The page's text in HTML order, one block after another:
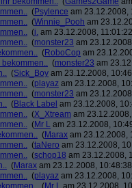
(Psylence am 23.12.2008,
(Winnie_Pooh am
(j. am 23.12.2008,
(monster23 am
(RoboCop am
(monster23 am
(Sick_Boy am 23.12.2008,
(playaz am 23.12.2008,
(monster23 am
(Black Label am 23.12.2008,
(X_Xtream am
(Mr L am 23.12.2008,
(Marax am 23.12.2008,
(taNero am 23.12.2008,
(schop18 am 23.12.2008,
(Marax am 23.12.2008,
(playaz am 23.12.2008,
(Mr L am 23.12.2008,